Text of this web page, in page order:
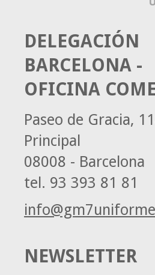
DELEGACIÓN
BARCELONA -
OFICINA
Paseo de Gracia,
Principal
08008 - Barcelona
tel. 93 393 81 81
NEWSLETTER